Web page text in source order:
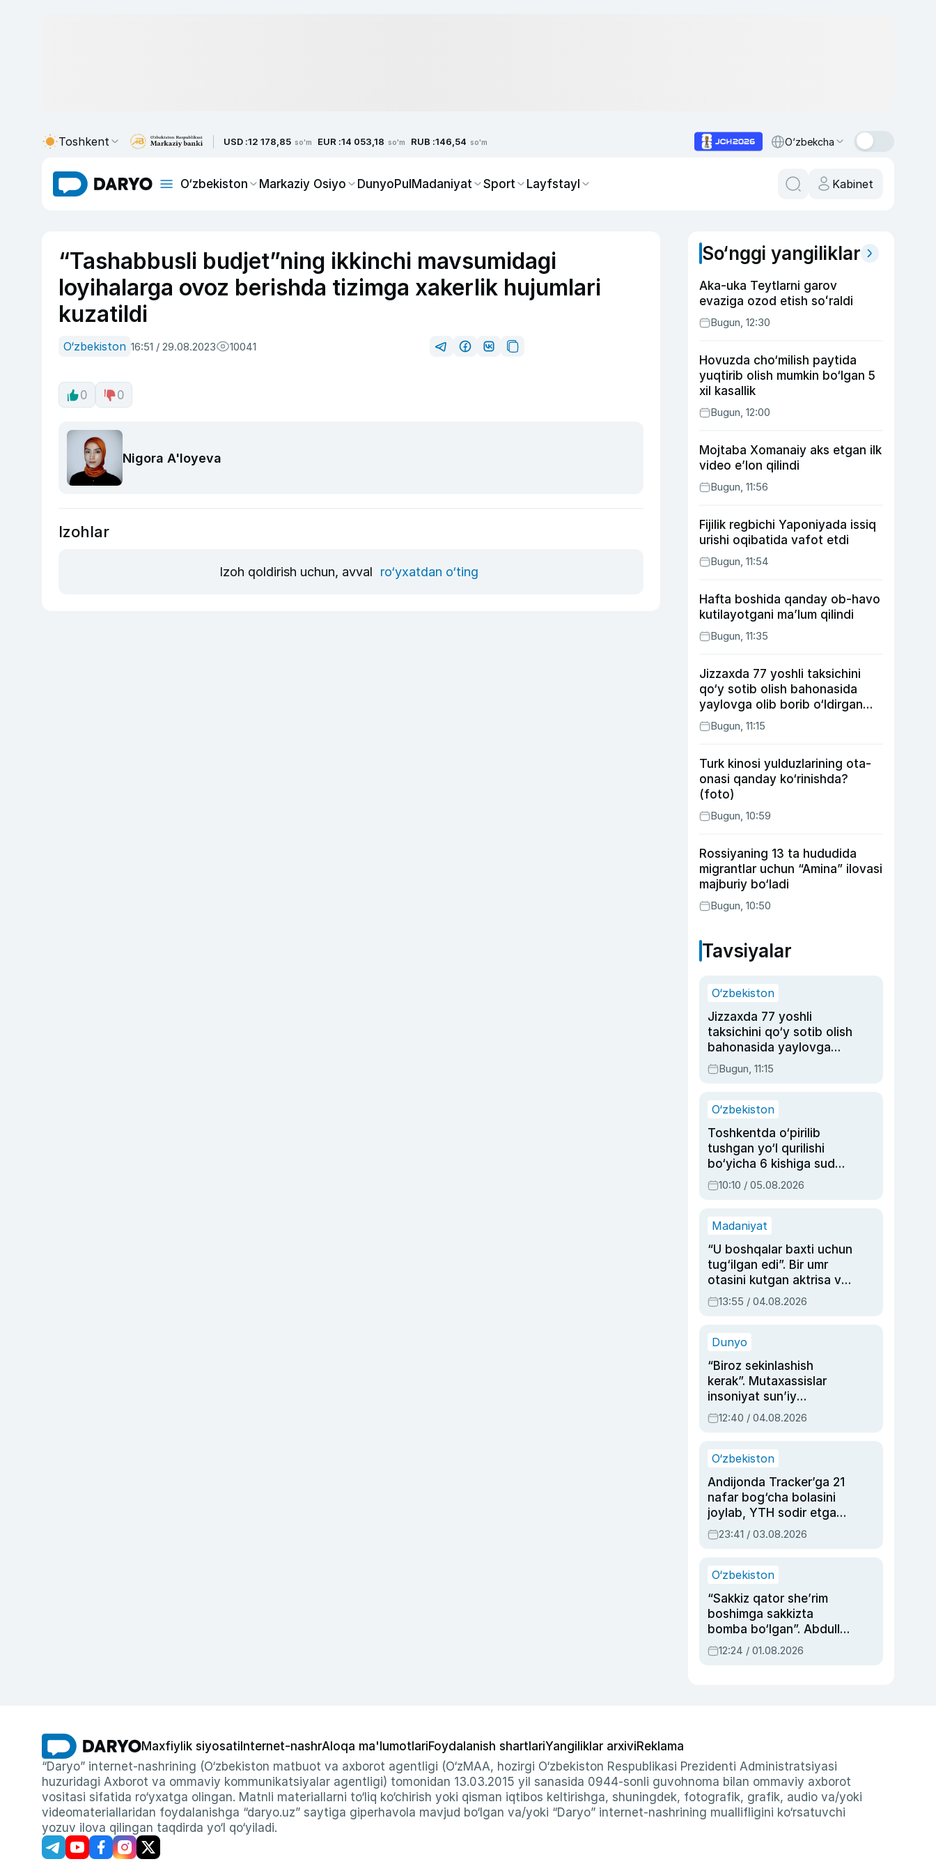
Toshkent USD :12 178,85 so'm EUR :14 053,18 so'm RUB :146,54 so'm O‘zbekcha
O‘zbekiston Markaziy Osiyo DunyoPulMadaniyat Sport Layfstayl Kabinet
“Tashabbusli budjet”ning ikkinchi mavsumidagi
loyihalarga ovoz berishda tizimga xakerlik hujumlari
kuzatildi
O‘zbekiston 16:51 / 29.08.2023 10041
0 0
Nigora A'loyeva
Izohlar
Izoh qoldirish uchun, avval ro‘yxatdan o‘ting
So‘nggi yangiliklar
Aka-uka Teytlarni garov
evaziga ozod etish soʻraldi
Bugun, 12:30
Hovuzda cho‘milish paytida
yuqtirib olish mumkin bo‘lgan 5
xil kasallik
Bugun, 12:00
Mojtaba Xomanaiy aks etgan ilk
video e’lon qilindi
Bugun, 11:56
Fijilik regbichi Yaponiyada issiq
urishi oqibatida vafot etdi
Bugun, 11:54
Hafta boshida qanday ob-havo
kutilayotgani ma’lum qilindi
Bugun, 11:35
Jizzaxda 77 yoshli taksichini
qo‘y sotib olish bahonasida
yaylovga olib borib o‘ldirgan
yigit 20 yilga qamaldi
Bugun, 11:15
Turk kinosi yulduzlarining ota-
onasi qanday ko‘rinishda?
(foto)
Bugun, 10:59
Rossiyaning 13 ta hududida
migrantlar uchun “Amina” ilovasi
majburiy bo‘ladi
Bugun, 10:50
Tavsiyalar
O‘zbekiston
Jizzaxda 77 yoshli
taksichini qo‘y sotib olish
bahonasida yaylovga
olib borib o‘ldirgan yigit
20 yilga qamaldi
Bugun, 11:15
O‘zbekiston
Toshkentda o‘pirilib
tushgan yo‘l qurilishi
bo‘yicha 6 kishiga sud
hukmi o‘qildi
10:10 / 05.08.2026
Madaniyat
“U boshqalar baxti uchun
tug‘ilgan edi”. Bir umr
otasini kutgan aktrisa va
dublyaj ustasi Rimma
Ahmedovaning
13:55 / 04.08.2026
Dunyo
“Biroz sekinlashish
kerak”. Mutaxassislar
insoniyat sun’iy
intellektni boshqara
olmay qolishidan xavotir
12:40 / 04.08.2026
O‘zbekiston
Andijonda Tracker’ga 21
nafar bog‘cha bolasini
joylab, YTH sodir etgan
ayolga sud hukmi o‘qildi
23:41 / 03.08.2026
O‘zbekiston
“Sakkiz qator she’rim
boshimga sakkizta
bomba bo‘lgan”. Abdulla
Oripovni siyosiy
ayblovlardan asrab
12:24 / 01.08.2026
Maxfiylik siyosati Internet-nashrAloqa ma'lumotlariFoydalanish shartlariYangiliklar arxiviReklama
“Daryo” internet-nashrining (O‘zbekiston matbuot va axborot agentligi (O‘zMAA, hozirgi O‘zbekiston Respublikasi Prezidenti Administratsiyasi
huzuridagi Axborot va ommaviy kommunikatsiyalar agentligi) tomonidan 13.03.2015 yil sanasida 0944-sonli guvohnoma bilan ommaviy axborot
vositasi sifatida ro‘yxatga olingan. Matnli materiallarni to‘liq ko‘chirish yoki qisman iqtibos keltirishga, shuningdek, fotografik, grafik, audio va/yoki
videomateriallaridan foydalanishga “daryo.uz” saytiga giperhavola mavjud bo‘lgan va/yoki “Daryo” internet-nashrining muallifligini ko‘rsatuvchi
yozuv ilova qilingan taqdirda yo‘l qo‘yiladi.